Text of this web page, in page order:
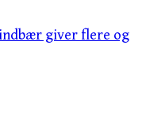
giver flere og